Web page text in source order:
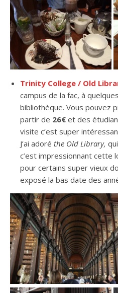
Trinity College / Old
campus de la fac, à
bibliothèque. Vous pouvez
partir de 26€ et des
visite c’est super
J’ai adoré the Old Library,
c’est impressionnant cette
pour certains super vieux
exposé la bas date des